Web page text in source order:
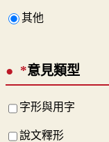
其他
*意見類型
字形與用字
說文釋形